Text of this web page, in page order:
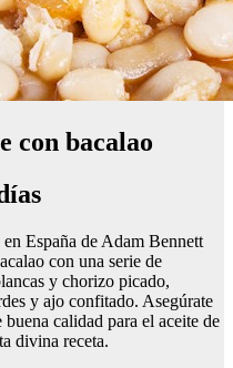
con bacalao
España de Adam Bennett
con una serie de
y chorizo picado,
y ajo confitado. Asegúrate
calidad para el aceite de
divina receta.